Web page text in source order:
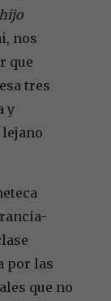
nos
que
tres
y
por las
que no